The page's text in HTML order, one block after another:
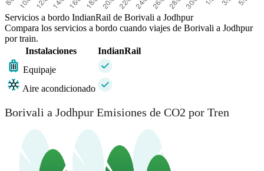
Servicios a bordo IndianRail de Borivali a Jodhpur
Compara los servicios a bordo cuando viajes de Borivali a Jodhpur
por train.
Instalaciones
IndianRail
Equipaje
Aire acondicionado
Borivali a Jodhpur Emisiones de CO2 por Tren